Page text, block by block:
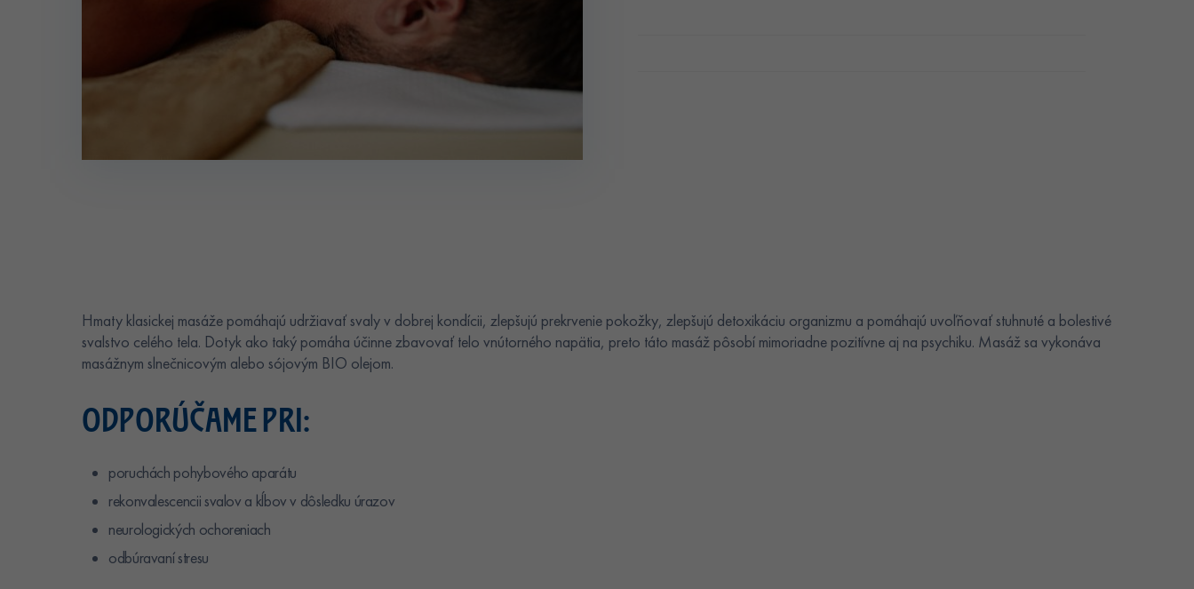
Hmaty klasickej masáže pomáhajú udržiavať svaly v dobrej kondícii, zlepšujú prekrvenie pokožky, zlepšujú detoxikáciu organizmu a pomáhajú uvoľňovať stuhnuté a bolestivé
svalstvo celého tela. Dotyk ako taký pomáha účinne zbavovať telo vnútorného napätia, preto táto masáž pôsobí mimoriadne pozitívne aj na psychiku. Masáž sa vykonáva
masážnym slnečnicovým alebo sójovým BIO olejom.
ODPORÚČAME PRI:
poruchách pohybového aparátu
rekonvalescencii svalov a kĺbov v dôsledku úrazov
neurologických ochoreniach
odbúravaní stresu